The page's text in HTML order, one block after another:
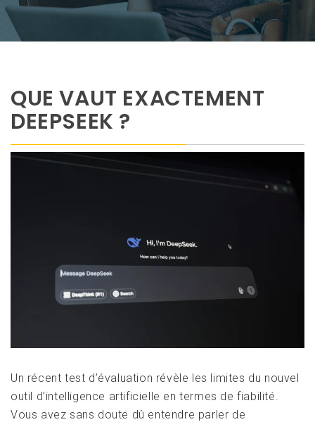
QUE VAUT EXACTEMENT
DEEPSEEK ?
Un récent test d’évaluation révèle les limites du nouvel
outil d’intelligence artificielle en termes de fiabilité.
Vous avez sans doute dû entendre parler de